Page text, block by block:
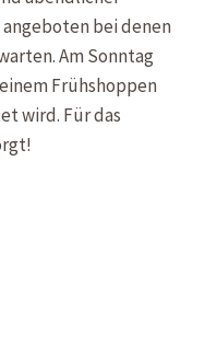
bei denen
Am Sonntag
Frühshoppen
wird. Für das